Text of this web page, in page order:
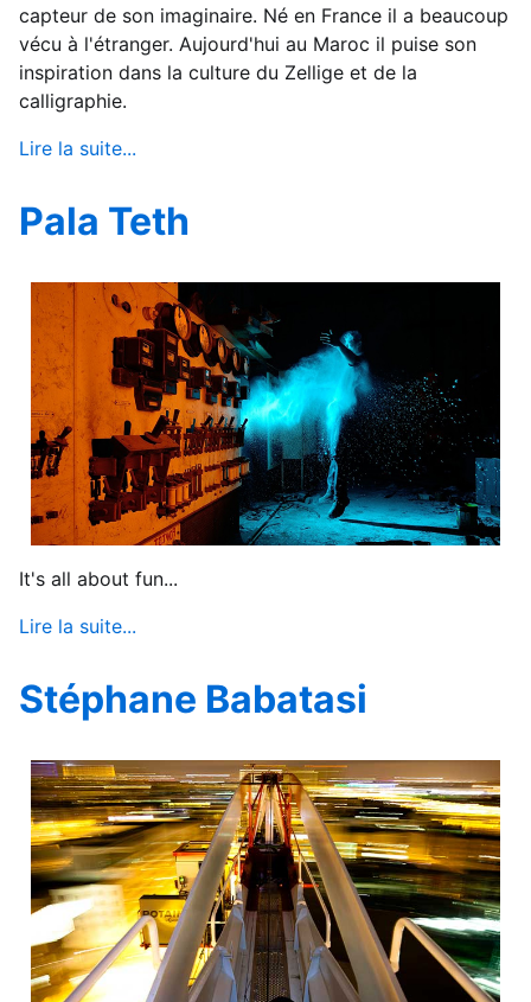
capteur de son imaginaire. Né en France il a beaucoup
vécu à l'étranger. Aujourd'hui au Maroc il puise son
inspiration dans la culture du Zellige et de la
calligraphie.
Lire la suite...
Pala Teth
It's all about fun...
Lire la suite...
Stéphane Babatasi